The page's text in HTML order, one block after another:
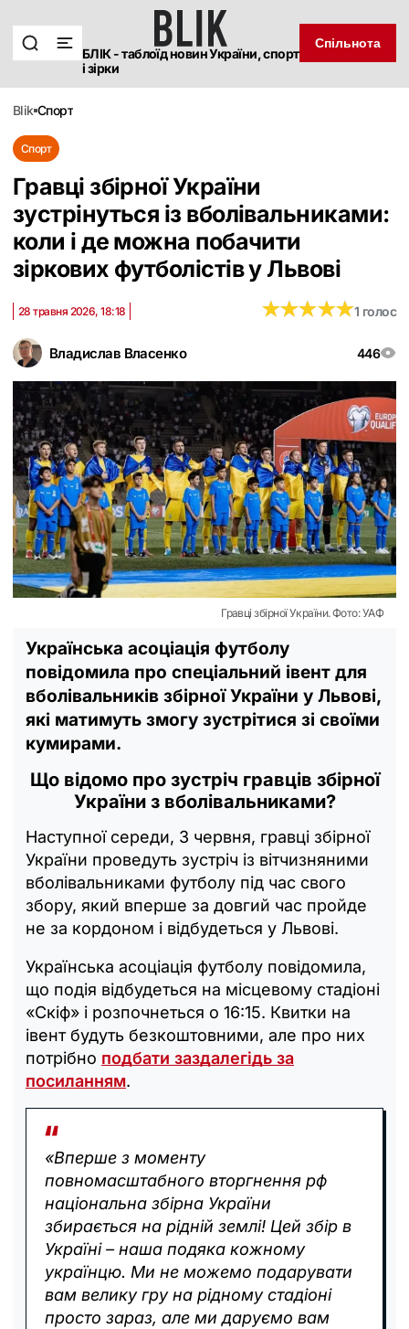
БЛІК - таблоїд новин України, спорт
і зірки
Спільнота
blik спорт
Спорт
Гравці збірної України
зустрінуться із вболівальниками:
коли і де можна побачити
зіркових футболістів у Львові
Владислав Власенко 446
28 травня 2026, 18:18 ★★★★★
★★★★★1 голос
Гравці збірної України. Фото: УАФ
Українська асоціація футболу
повідомила про спеціальний івент для
вболівальників збірної України у Львові,
які матимуть змогу зустрітися зі своїми
кумирами.
Що відомо про зустріч гравців збірної
України з вболівальниками?
Наступної середи, 3 червня, гравці збірної
України проведуть зустріч із вітчизняними
вболівальниками футболу під час свого
збору, який вперше за довгий час пройде
не за кордоном і відбудеться у Львові.
Українська асоціація футболу повідомила,
що подія відбудеться на місцевому стадіоні
«Скіф» і розпочнеться о 16:15. Квитки на
івент будуть безкоштовними, але про них
потрібно подбати заздалегідь за
посиланням.
«Вперше з моменту
повномасштабного вторгнення рф
національна збірна України
збирається на рідній землі! Цей збір в
Україні – наша подяка кожному
українцю. Ми не можемо подарувати
вам велику гру на рідному стадіоні
просто зараз, але ми даруємо вам